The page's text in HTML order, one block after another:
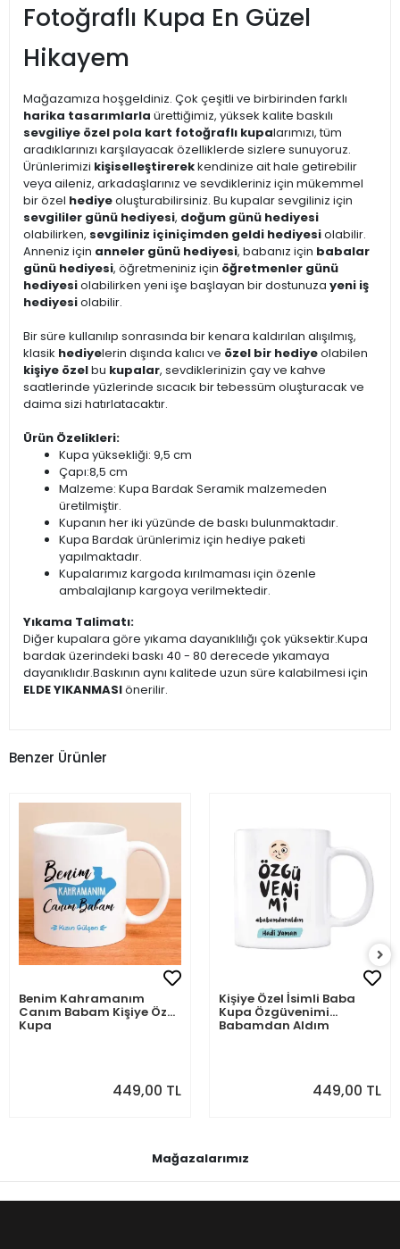
Fotoğraflı Kupa En Güzel
Hikayem
Mağazamıza hoşgeldiniz. Çok çeşitli ve birbirinden farklı
harika tasarımlarla ürettiğimiz, yüksek kalite baskılı
sevgiliye özel pola kart fotoğraflı kupalarımızı, tüm
aradıklarınızı karşılayacak özelliklerde sizlere sunuyoruz.
Ürünlerimizi kişiselleştirerekkendinize ait hale getirebilir
veya aileniz, arkadaşlarınız ve sevdikleriniz için mükemmel
bir özel hediyeoluşturabilirsiniz. Bu kupalar sevgiliniz için
sevgililer günü hediyesi, doğum günü hediyesi
olabilirken, sevgiliniz içiniçimden geldi hediyesiolabilir.
Anneniz için anneler günü hediyesi, babanız için babalar
günü hediyesi, öğretmeniniz için öğretmenler günü
hediyesiolabilirken yeni işe başlayan bir dostunuza yeni iş
hediyesiolabilir.
Bir süre kullanılıp sonrasında bir kenara kaldırılan alışılmış,
klasik hediyelerin dışında kalıcı ve özel bir hediyeolabilen
kişiye özelbu kupalar, sevdiklerinizin çay ve kahve
saatlerinde yüzlerinde sıcacık bir tebessüm oluşturacak ve
daima sizi hatırlatacaktır.
Ürün Özelikleri:
Kupa yüksekliği: 9,5 cm
Çapı:8,5 cm
Malzeme: Kupa Bardak Seramik malzemeden
üretilmiştir.
Kupanın her iki yüzünde de baskı bulunmaktadır.
Kupa Bardak ürünlerimiz için hediye paketi
yapılmaktadır.
Kupalarımız kargoda kırılmaması için özenle
ambalajlanıp kargoya verilmektedir.
Yıkama Talimatı:
Diğer kupalara göre yıkama dayanıklılığı çok yüksektir.Kupa
bardak üzerindeki baskı 40 - 80 derecede yıkamaya
dayanıklıdır.Baskının aynı kalitede uzun süre kalabilmesi için
ELDE YIKANMASIönerilir.
Benzer Ürünler
Benim Kahramanım
Canım Babam Kişiye Özel
Kupa
449,00 TL
Kişiye Özel İsimli Baba
Kupa Özgüvenimi
Babamdan Aldım
449,00 TL
Mağazalarımız